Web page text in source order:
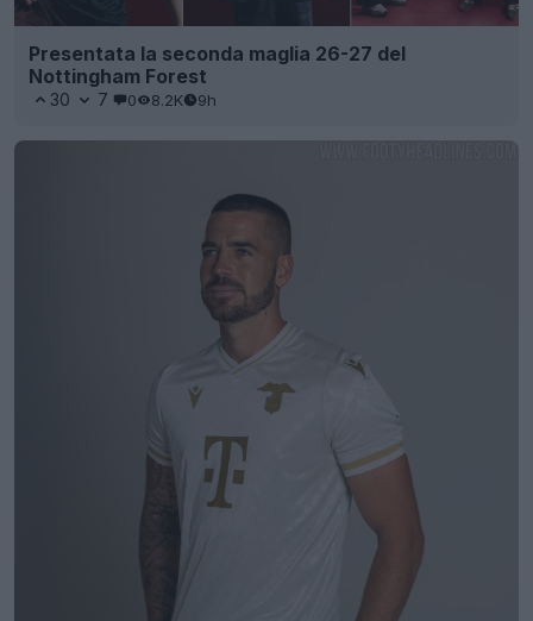
Presentata la seconda maglia 26-27 del
Nottingham Forest
30 7 0 8.2K 9h